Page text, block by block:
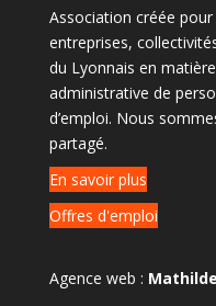
Association créée
entreprises,
du Lyonnais en
administrative de
d’emploi. Nous
partagé.
En savoir plus
Offres d'emploi
Agence web :